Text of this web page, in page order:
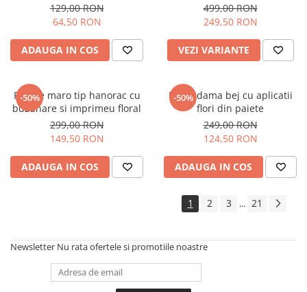
129,00 RON
64,50 RON
ADAUGA IN COS
499,00 RON
249,50 RON
VEZI VARIANTE
-50%
Rochie maro tip hanorac cu
buzunare si imprimeu floral
299,00 RON
149,50 RON
ADAUGA IN COS
-50%
Bluza dama bej cu aplicatii
flori din paiete
249,00 RON
124,50 RON
ADAUGA IN COS
1 2 3 ... 21
Newsletter Nu rata ofertele si promotiile noastre